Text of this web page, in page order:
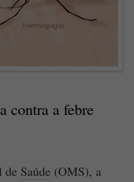
contra a febre
de Saúde (OMS), a